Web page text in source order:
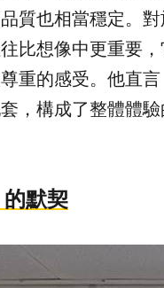
質也相當穩定。
比想像中更重要
重的感受。他直言
，構成了整體體
的默契